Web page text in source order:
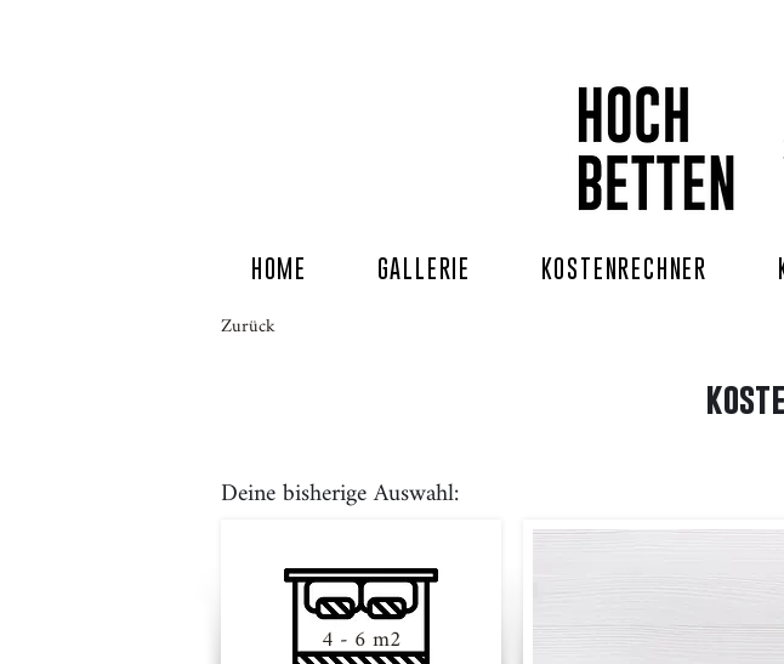
HOME GALLERIE KOSTENRECHNER
Zurück
Deine bisherige Auswahl:
4 - 6 m2